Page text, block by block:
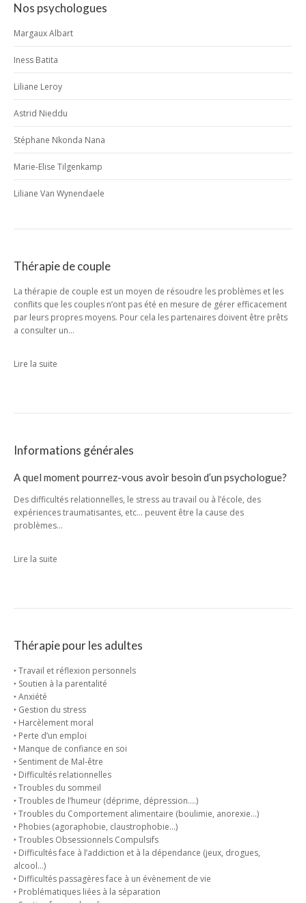
Nos psychologues
Margaux Albart
Iness Batita
Liliane Leroy
Astrid Nieddu
Stéphane Nkonda Nana
Marie-Elise Tilgenkamp
Liliane Van Wynendaele
Thérapie de couple
La thérapie de couple est un moyen de résoudre les problèmes et les
conflits que les couples n’ont pas été en mesure de gérer efficacement
par leurs propres moyens. Pour cela les partenaires doivent être prêts
a consulter un…
Lire la suite
Informations générales
A quel moment pourrez-vous avoir besoin d’un psychologue?
Des difficultés relationnelles, le stress au travail ou à l’école, des
expériences traumatisantes, etc… peuvent être la cause des
problèmes…
Lire la suite
Thérapie pour les adultes
‣ Travail et réflexion personnels
‣ Soutien à la parentalité
‣ Anxiété
‣ Gestion du stress
‣ Harcèlement moral
‣ Perte d’un emploi
‣ Manque de confiance en soi
‣ Sentiment de Mal-être
‣ Difficultés relationnelles
‣ Troubles du sommeil
‣ Troubles de l’humeur (déprime, dépression….)
‣ Troubles du Comportement alimentaire (boulimie, anorexie…)
‣ Phobies (agoraphobie, claustrophobie…)
‣ Troubles Obsessionnels Compulsifs
‣ Difficultés face à l’addiction et à la dépendance (jeux, drogues,
alcool…)
‣ Difficultés passagères face à un évènement de vie
‣ Problématiques liées à la séparation